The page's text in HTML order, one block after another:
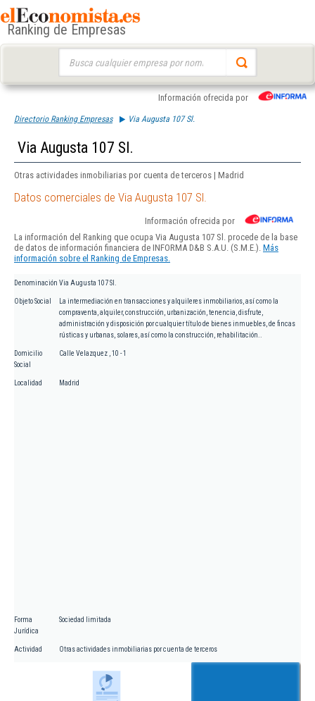
Ranking de Empresas
Información ofrecida por
Directorio Ranking Empresas Via Augusta 107 Sl.
Via Augusta 107 Sl.
Otras actividades inmobiliarias por cuenta de terceros | Madrid
Datos comerciales de Via Augusta 107 Sl.
Información ofrecida por
La información del Ranking que ocupa Via Augusta 107 Sl. procede de la base
de datos de información financiera de INFORMA D&B S.A.U. (S.M.E.). Más
información sobre el Ranking de Empresas.
Denominación Via Augusta 107 Sl.
Objeto Social
La intermediación en transacciones y alquileres inmobiliarios, así como la
compraventa, alquiler, construcción, urbanización, tenencia, disfrute,
administración y disposición por cualquier título de bienes inmuebles, de fincas
rústicas y urbanas, solares, así como la construcción, rehabilitación..
Domicilio
Social
Calle Velazquez , 10 - 1
Localidad Madrid
Forma
Jurídica
Sociedad limitada
Actividad Otras actividades inmobiliarias por cuenta de terceros